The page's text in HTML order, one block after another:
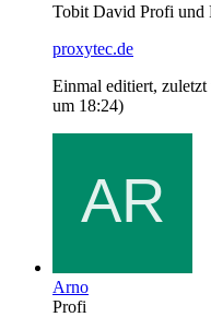
Tobit David Profi und
proxytec.de
Einmal editiert, zuletzt
um 18:24)
Arno
Profi